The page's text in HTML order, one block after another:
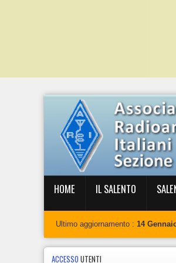
HOME IL SALENTO
Ultimo aggiornamento :14
ACCESSOUTENTI